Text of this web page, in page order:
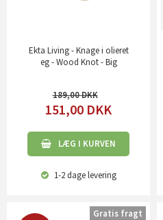
Ekta Living - Knage i olieret
eg - Wood Knot - Big
189,00
151,00 DKK
LÆG I KURVEN
1-2 dagelevering
Gratis fragt